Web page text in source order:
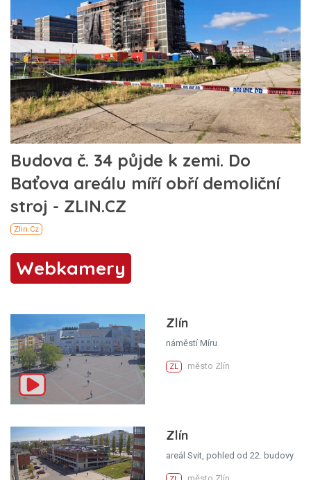
Webkamery
Zlín
náměstí Míru
ZL město Zlín
Zlín
areál Svit, pohled od 22. budovy